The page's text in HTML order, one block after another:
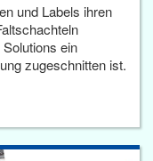
und Labels ihren
ein
zugeschnitten ist.